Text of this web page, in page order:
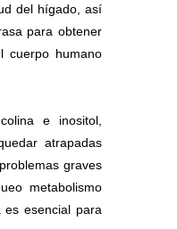
del hígado, así
para obtener
cuerpo humano
e inositol,
atrapadas
graves
metabolismo
esencial para